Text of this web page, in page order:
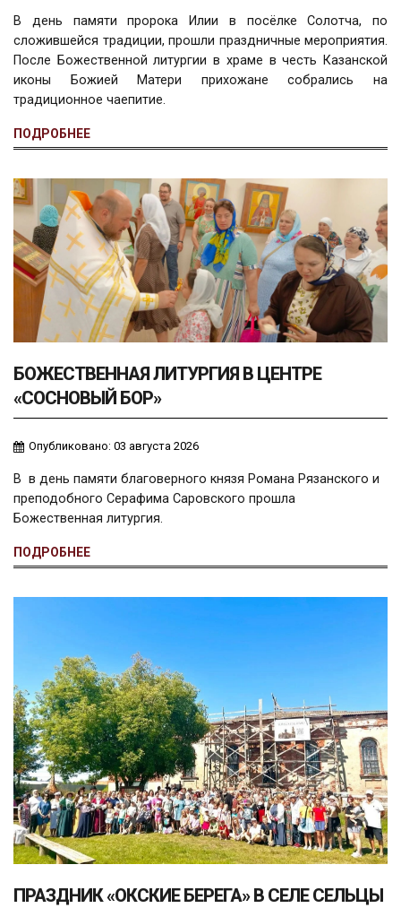
В день памяти пророка Илии в посёлке Солотча, по
сложившейся традиции, прошли праздничные мероприятия.
После Божественной литургии в храме в честь Казанской
иконы Божией Матери прихожане собрались на
традиционное чаепитие.
ПОДРОБНЕЕ
БОЖЕСТВЕННАЯ ЛИТУРГИЯ В ЦЕНТРЕ
«СОСНОВЫЙ БОР»
Опубликовано: 03 августа 2026
В в день памяти благоверного князя Романа Рязанского и
преподобного Серафима Саровского прошла
Божественная литургия.
ПОДРОБНЕЕ
ПРАЗДНИК «ОКСКИЕ БЕРЕГА» В СЕЛЕ СЕЛЬЦЫ